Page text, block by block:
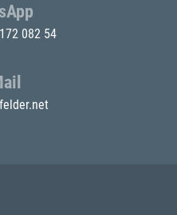
082 54